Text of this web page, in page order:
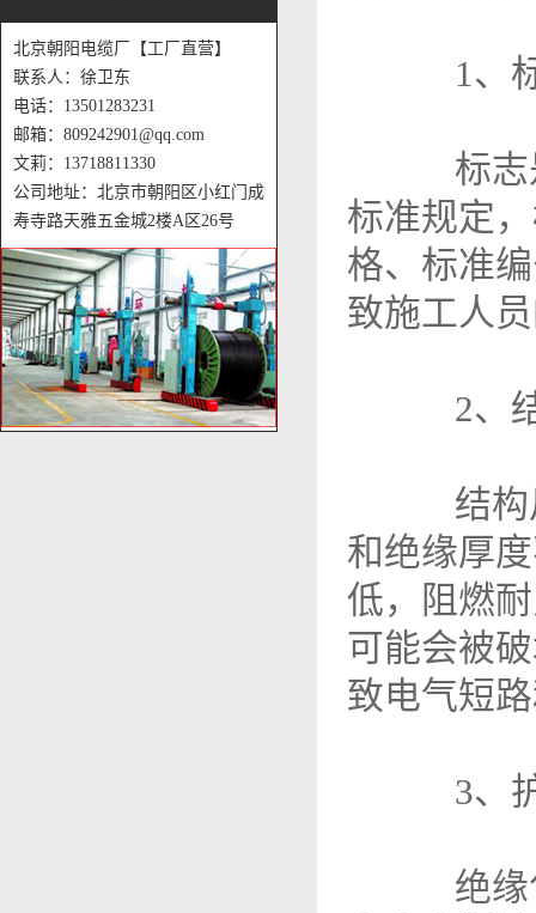
北京朝阳电缆厂【工厂直营】
联系人：徐卫东
电话：13501283231
邮箱：809242901@qq.com
文莉：13718811330
公司地址：北京市朝阳区小红门成
寿寺路天雅五金城2楼A区26号
1、标
标志是
标准规定
格、标准
致施工人
2、结
结构尺
和绝缘厚
低，阻燃
可能会被
致电气短
3、护
绝缘包